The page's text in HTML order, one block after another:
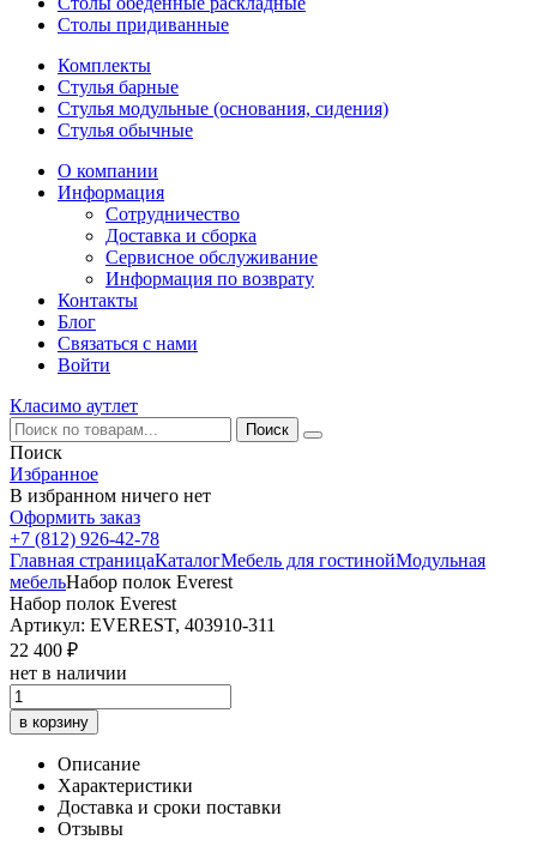
Столы придиванные
Комплекты
Стулья барные
Стулья модульные (основания, сидения)
Стулья обычные
О компании
Информация
Сотрудничество
Доставка и сборка
Сервисное обслуживание
Информация по возврату
Контакты
Блог
Связаться с нами
Войти
Класимо аутлет
Поиск
Избранное
В избранном ничего нет
Оформить заказ
+7 (812) 926-42-78
Главная страницаКаталогМебель для гостинойМодульная
мебельНабор полок Everest
Набор полок Everest
Артикул: EVEREST, 403910-311
22 400 ₽
нет в наличии
в корзину
Описание
Характеристики
Доставка и сроки поставки
Отзывы